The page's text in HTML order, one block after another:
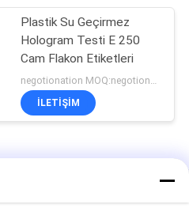
Plastik Su Geçirmez
Hologram Testi E 250
Cam Flakon Etiketleri
İLETIŞIM
Etiketli Cam Flakon